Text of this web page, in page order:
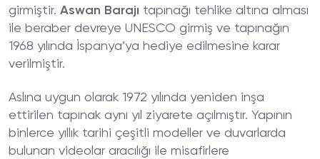
girmiştir. Aswan Barajı tapınağı tehlike altına alması
ile beraber devreye UNESCO girmiş ve tapınağın
1968 yılında İspanya’ya hediye edilmesine karar
verilmiştir.
Aslına uygun olarak 1972 yılında yeniden inşa
ettirilen tapınak aynı yıl ziyarete açılmıştır. Yapının
binlerce yıllık tarihi çeşitli modeller ve duvarlarda
bulunan videolar aracılığı ile misafirlere